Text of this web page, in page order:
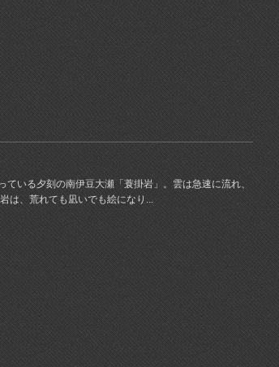
いる夕刻の南伊豆大瀬「蓑掛岩」。雲は急速に流れ、
は、荒れても凪いでも絵になり...